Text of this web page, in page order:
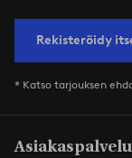
Rekisteröidy
* Katso tarjouksen
Asiakaspalvelu